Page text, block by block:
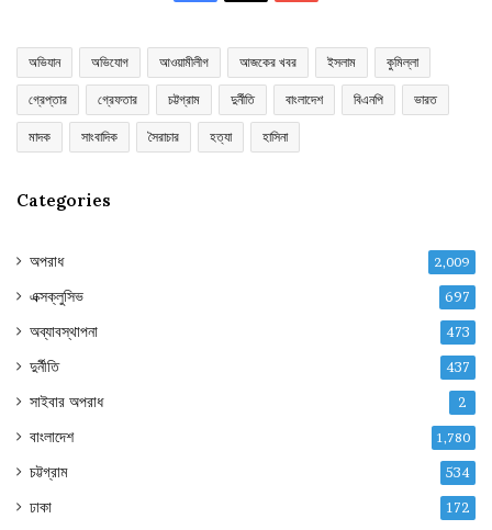
অভিযান অভিযোগ আওয়ামীলীগ আজকের খবর ইসলাম কুমিল্লা
গ্রেপ্তার গ্রেফতার চট্টগ্রাম দুর্নীতি বাংলাদেশ বিএনপি ভারত
মাদক সাংবাদিক সৈরাচার হত্যা হাসিনা
Categories
অপরাধ 2,009
এক্সক্লুসিভ 697
অব্যাবস্থাপনা 473
দুর্নীতি 437
সাইবার অপরাধ 2
বাংলাদেশ 1,780
চট্টগ্রাম 534
ঢাকা 172